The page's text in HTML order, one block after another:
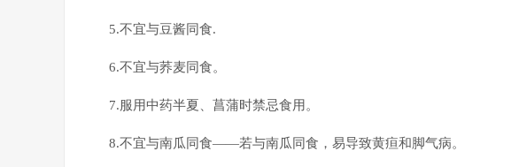
5.不宜与豆酱同食.
6.不宜与荞麦同食。
7.服用中药半夏、菖蒲时禁忌食用。
8.不宜与南瓜同食——若与南瓜同食，易导致黄疸和脚气病。